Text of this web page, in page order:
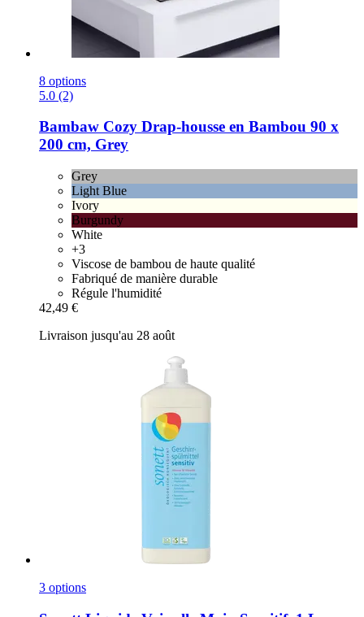
8 options
5.0 (2)
Bambaw Cozy Drap-​housse en Bambou 90 x
200 cm, Grey
Grey
Light Blue
Ivory
Burgundy
White
+3
Viscose de bambou de haute qualité
Fabriqué de manière durable
Régule l'humidité
42,49 €
Livraison jusqu'au 28 août
3 options